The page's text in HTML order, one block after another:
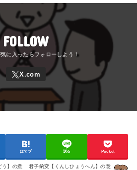
FOLLOW
はてブ 送る Pocket
う】の意
君子豹変【くんしひょうへん】の意